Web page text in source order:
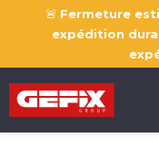
🚨 Fermeture
expédition